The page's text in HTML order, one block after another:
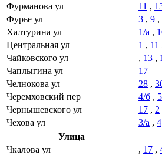
Фурманова ул
11 ,
Фурье ул
3 , 9 ,
Халтурина ул
1/а ,
Центральная ул
1 , 11
Чайковского ул
, 13 ,
Чаплыгина ул
17
Челнокова ул
28 ,
Черемховский пер
4/б ,
Чернышевского ул
17 , 2
Чехова ул
3/а , 4
Улица
Чкалова ул
, 17 ,